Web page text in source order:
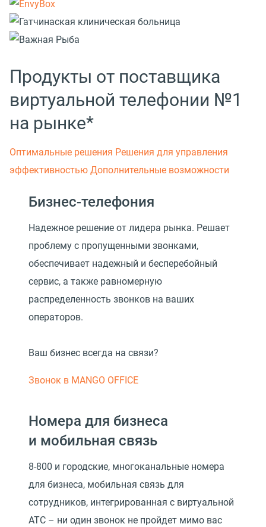
Продукты от поставщика
виртуальной телефонии №1
на рынке*
Оптимальные решения Решения для управления
эффективностью Дополнительные возможности
Бизнес-телефония
Надежное решение от лидера рынка. Решает
проблему с пропущенными звонками,
обеспечивает надежный и бесперебойный
сервис, а также равномерную
распределенность звонков на ваших
операторов.
Ваш бизнес всегда на связи?
Звонок в MANGO OFFICE
Номера для бизнеса
и мобильная связь
8-800 и городские, многоканальные номера
для бизнеса, мобильная связь для
сотрудников, интегрированная с виртуальной
АТС – ни один звонок не пройдет мимо вас